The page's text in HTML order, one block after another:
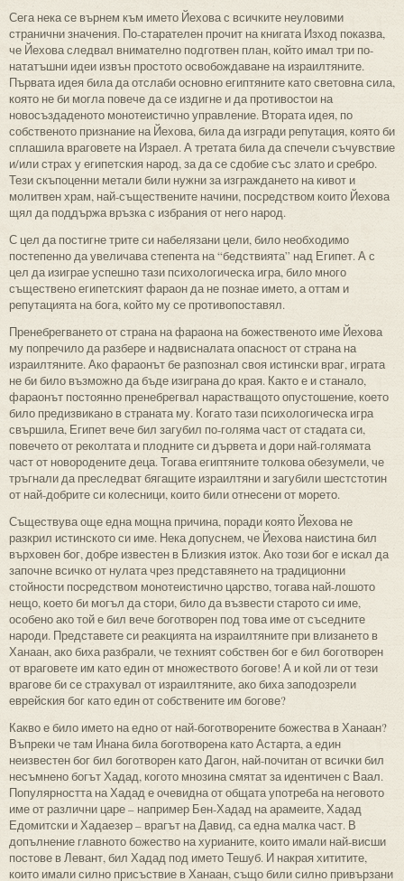
Сега нека се върнем към името Йехова с всичките неуловими
странични значения. По-старателен прочит на книгата Изход показва,
че Йехова следвал внимателно подготвен план, който имал три по-
нататъшни идеи извън простото освобождаване на израилтяните.
Първата идея била да отслаби основно египтяните като световна сила,
която не би могла повече да се издигне и да противостои на
новосъздаденото монотеистично управление. Втората идея, по
собственото признание на Йехова, била да изгради репутация, която би
сплашила враговете на Израел. А третата била да спечели съчувствие
и/или страх у египетския народ, за да се сдобие със злато и сребро.
Тези скъпоценни метали били нужни за изграждането на кивот и
молитвен храм, най-съществените начини, посредством които Йехова
щял да поддържа връзка с избрания от него народ.
С цел да постигне трите си набелязани цели, било необходимо
постепенно да увеличава степента на “бедствията” над Египет. А с
цел да изиграе успешно тази психологическа игра, било много
съществено египетският фараон да не познае името, а оттам и
репутацията на бога, който му се противопоставял.
Пренебрегването от страна на фараона на божественото име Йехова
му попречило да разбере и надвисналата опасност от страна на
израилтяните. Ако фараонът бе разпознал своя истински враг, играта
не би било възможно да бъде изиграна до края. Както е и станало,
фараонът постоянно пренебрегвал нарастващото опустошение, което
било предизвикано в страната му. Когато тази психологическа игра
свършила, Египет вече бил загубил по-голяма част от стадата си,
повечето от реколтата и плодните си дървета и дори най-голямата
част от новородените деца. Тогава египтяните толкова обезумели, че
тръгнали да преследват бягащите израилтяни и загубили шестстотин
от най-добрите си колесници, които били отнесени от морето.
Съществува още една мощна причина, поради която Йехова не
разкрил истинското си име. Нека допуснем, че Йехова наистина бил
върховен бог, добре известен в Близкия изток. Ако този бог е искал да
започне всичко от нулата чрез представянето на традиционни
стойности посредством монотеистично царство, тогава най-лошото
нещо, което би могъл да стори, било да възвести старото си име,
особено ако той е бил вече боготворен под това име от съседните
народи. Представете си реакцията на израилтяните при влизането в
Ханаан, ако биха разбрали, че техният собствен бог е бил боготворен
от враговете им като един от множеството богове! А и кой ли от тези
врагове би се страхувал от израилтяните, ако биха заподозрели
еврейския бог като един от собствените им богове?
Какво е било името на едно от най-боготворените божества в Ханаан?
Въпреки че там Инана била боготворена като Астарта, а един
неизвестен бог бил боготворен като Дагон, най-почитан от всички бил
несъмнено богът Хадад, когото мнозина смятат за идентичен с Ваал.
Популярността на Хадад е очевидна от общата употреба на неговото
име от различни царе – например Бен-Хадад на арамеите, Хадад
Едомитски и Хадаезер – врагът на Давид, са една малка част. В
допълнение главното божество на хурианите, които имали най-висши
постове в Левант, бил Хадад под името Тешуб. И накрая хититите,
които имали силно присъствие в Ханаан, също били силно привързани